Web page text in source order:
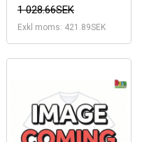
1 028.66SEK
Exkl moms: 421.89SEK